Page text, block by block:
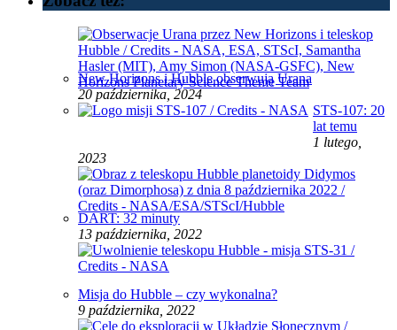
New Horizons i Hubble obserwują Urana
20 października, 2024
STS-107: 20
lat temu
1 lutego,
2023
DART: 32 minuty
13 października, 2022
Misja do Hubble – czy wykonalna?
9 października, 2022